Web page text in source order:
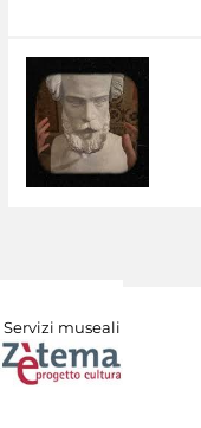
Servizi museali